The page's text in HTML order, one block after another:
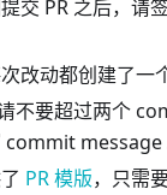
交 PR 之后，请
改动都创建了一
不要超过两个
commit message
PR 模版，只需